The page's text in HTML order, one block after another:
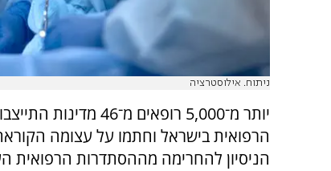
ניתוח. אילוסטרציה
יותר מ־5,000 רופאים
הרפואית בישראל וחתמו על עצומה
הניסיון להחרימה מההסתדרות הרפואית